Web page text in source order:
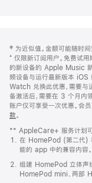
页
页
脚
注
‡ 为近似值。金额可能随时间
⁺ 仅限新订阅用户。免费试
的新设备的 Apple Music 新
频设备与运行最新版本
Watch 兑换此优惠，需要与
备激活后，需要在 3 个月内
账户仅可享受一次优惠。会
款。
窗
口
中
打
开)
** AppleCare+ 服务计划可
在 HomePod (第二代)
能的 app 中的兼容内容
组建 HomePod 立体声
HomePod mini、两部